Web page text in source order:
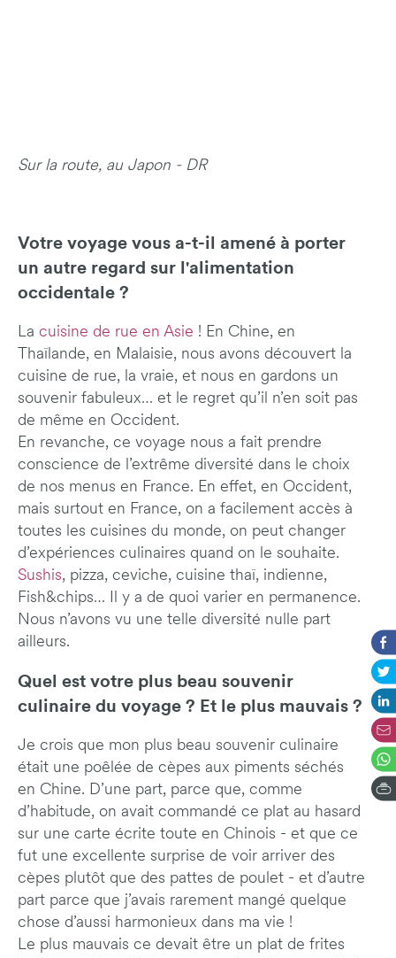
Sur la route, au Japon - DR
Votre voyage vous a-t-il amené à porter
un autre regard sur l'alimentation
occidentale ?
La cuisine de rue en Asie ! En Chine, en
Thaïlande, en Malaisie, nous avons découvert la
cuisine de rue, la vraie, et nous en gardons un
souvenir fabuleux… et le regret qu’il n’en soit pas
de même en Occident.
En revanche, ce voyage nous a fait prendre
conscience de l’extrême diversité dans le choix
de nos menus en France. En effet, en Occident,
mais surtout en France, on a facilement accès à
toutes les cuisines du monde, on peut changer
d’expériences culinaires quand on le souhaite.
Sushis, pizza, ceviche, cuisine thaï, indienne,
Fish&chips… Il y a de quoi varier en permanence.
Nous n’avons vu une telle diversité nulle part
ailleurs.
Quel est votre plus beau souvenir
culinaire du voyage ? Et le plus mauvais ?
Je crois que mon plus beau souvenir culinaire
était une poêlée de cèpes aux piments séchés
en Chine. D’une part, parce que, comme
d’habitude, on avait commandé ce plat au hasard
sur une carte écrite toute en Chinois - et que ce
fut une excellente surprise de voir arriver des
cèpes plutôt que des pattes de poulet - et d’autre
part parce que j’avais rarement mangé quelque
chose d’aussi harmonieux dans ma vie !
Le plus mauvais ce devait être un plat de frites